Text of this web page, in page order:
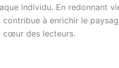
individu. En redonnant
contribue à enrichir le
cœur des lecteurs.